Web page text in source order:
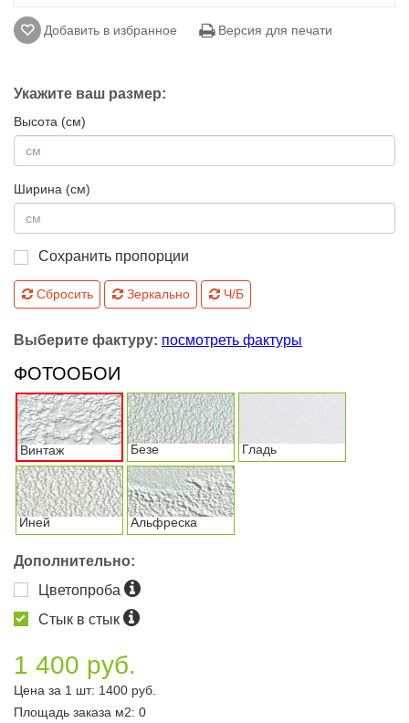
Добавить в избранное Версия для печати
Укажите ваш размер:
Высота (см)
Ширина (см)
Сохранить пропорции
Сбросить Зеркально Ч/Б
Выберите фактуру: посмотреть фактуры
ФОТООБОИ
Винтаж Безе Гладь
Иней Альфреска
Дополнительно:
Цветопроба
Стык в стык
1 400 руб.
Цена за 1 шт: 1400 руб.
Площадь заказа м2: 0